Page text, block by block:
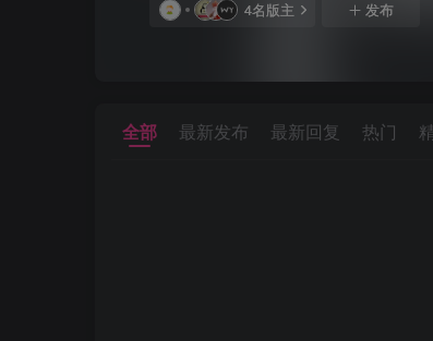
4名版主 发布
全部 最新发布 最新回复 热门